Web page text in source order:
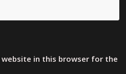
website in this browser for the